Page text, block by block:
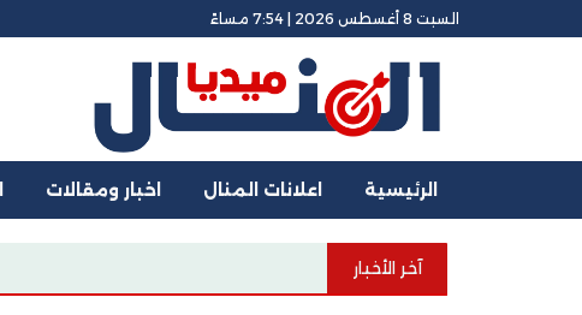
السبت 8 أغسطس 2026 | 7:54 مساءً
الرئيسية اعلانات المنال اخبار ومقالات
آخر الأخبار